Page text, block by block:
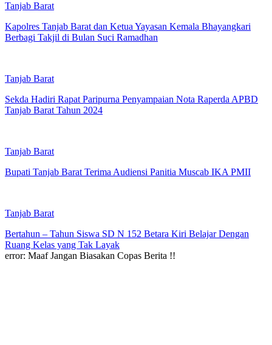
Tanjab Barat
Kapolres Tanjab Barat dan Ketua Yayasan Kemala Bhayangkari
Berbagi Takjil di Bulan Suci Ramadhan
Tanjab Barat
Sekda Hadiri Rapat Paripurna Penyampaian Nota Raperda APBD
Tanjab Barat Tahun 2024
Tanjab Barat
Bupati Tanjab Barat Terima Audiensi Panitia Muscab IKA PMII
Tanjab Barat
Bertahun – Tahun Siswa SD N 152 Betara Kiri Belajar Dengan
Ruang Kelas yang Tak Layak
error: Maaf Jangan Biasakan Copas Berita !!